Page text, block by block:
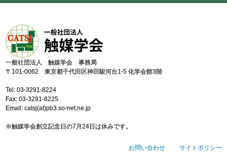
⼀般社団法⼈ 触媒学会 事務局
〒101-0062 東京都千代⽥区神⽥駿河台1-5 化学会館3階
Tel: 03-3291-8224
Fax: 03-3291-8225
Email: catsj(at)pb3.so-net.ne.jp
※触媒学会創⽴記念⽇の7⽉24⽇は休みです。
お問い合わせ サイトポリシー